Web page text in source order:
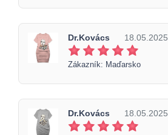
Dr.Kovács 18.05.2025
Zákazník: Maďarsko
Dr.Kovács 18.05.2025